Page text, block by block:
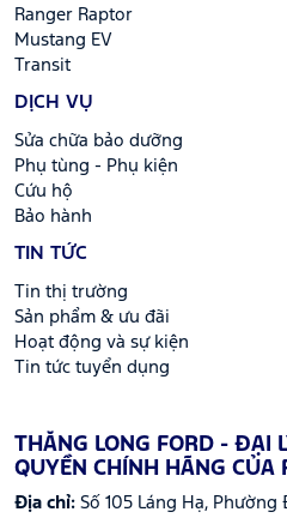
Ranger Raptor
Mustang EV
Transit
DỊCH VỤ
Sửa chữa bảo dưỡng
Phụ tùng - Phụ kiện
Cứu hộ
Bảo hành
TIN TỨC
Tin thị trường
Sản phẩm & ưu đãi
Hoạt động và sự kiện
Tin tức tuyển dụng
THĂNG LONG FORD - ĐẠI
QUYỀN CHÍNH HÃNG CỦA
Địa chỉ: Số 105 Láng Hạ,